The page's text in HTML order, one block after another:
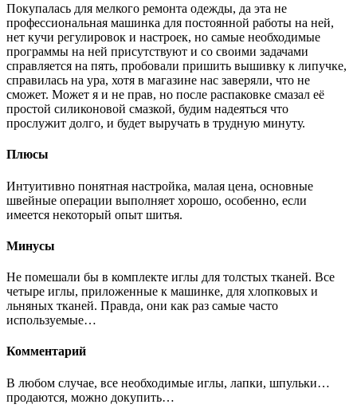
Покупалась для мелкого ремонта одежды, да эта не
профессиональная машинка для постоянной работы на ней,
нет кучи регулировок и настроек, но самые необходимые
программы на ней присутствуют и со своими задачами
справляется на пять, пробовали пришить вышивку к липучке,
справилась на ура, хотя в магазине нас заверяли, что не
сможет. Может я и не прав, но после распаковке смазал её
простой силиконовой смазкой, будим надеяться что
прослужит долго, и будет выручать в трудную минуту.
Плюсы
Интуитивно понятная настройка, малая цена, основные
швейные операции выполняет хорошо, особенно, если
имеется некоторый опыт шитья.
Минусы
Не помешали бы в комплекте иглы для толстых тканей. Все
четыре иглы, приложенные к машинке, для хлопковых и
льняных тканей. Правда, они как раз самые часто
используемые…
Комментарий
В любом случае, все необходимые иглы, лапки, шпульки…
продаются, можно докупить…